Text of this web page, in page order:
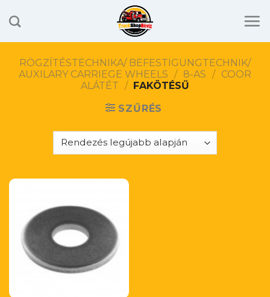
to
RÖGZÍTÉSTECHNIKA/ BEFESTIGUNGTECHNIK/
AUXILARY CARRIEGE WHEELS / 8-AS / COOR
ALÁTÉT / FAKÖTÉSŰ
SZŰRÉS